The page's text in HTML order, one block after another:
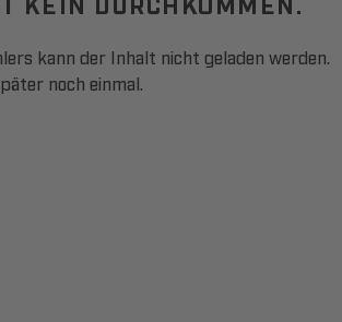
kann der Inhalt nicht geladen werden.
noch einmal.